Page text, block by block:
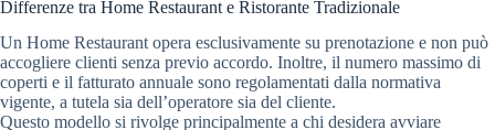
Differenze tra Home Restaurant e Ristorante Tradizionale
Un Home Restaurant opera esclusivamente su prenotazione e non può
accogliere clienti senza previo accordo. Inoltre, il numero massimo di
coperti e il fatturato annuale sono regolamentati dalla normativa
vigente, a tutela sia dell’operatore sia del cliente.
Questo modello si rivolge principalmente a chi desidera avviare